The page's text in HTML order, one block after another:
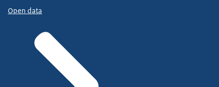
Open data